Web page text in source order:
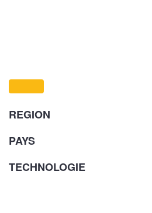
REGION
PAYS
TECHNOLOGIE